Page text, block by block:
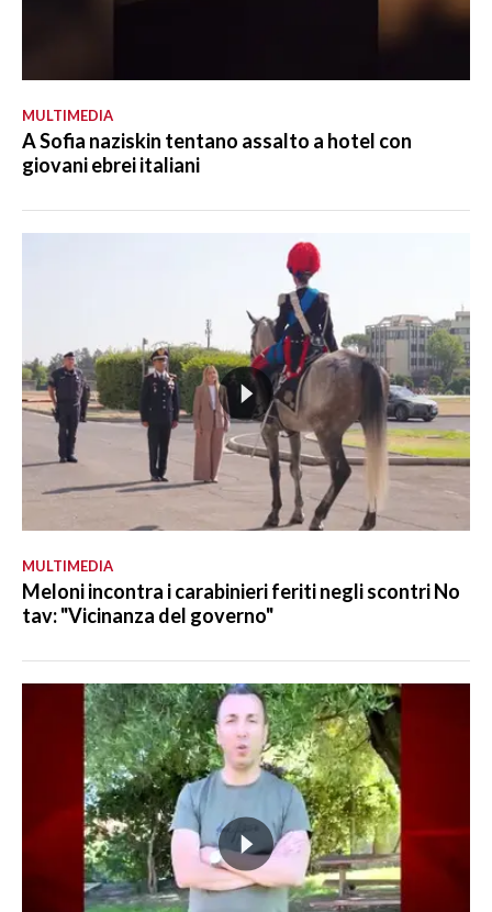
MULTIMEDIA
A Sofia naziskin tentano assalto a hotel con
giovani ebrei italiani
MULTIMEDIA
Meloni incontra i carabinieri feriti negli scontri No
tav: "Vicinanza del governo"